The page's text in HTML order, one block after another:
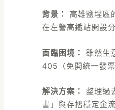
背景：
高雄鹽埕區
在左營高鐵站開設
面臨困境：
雖然生
405（免開統一發
解決方案：
整理過
書」與存摺穩定金